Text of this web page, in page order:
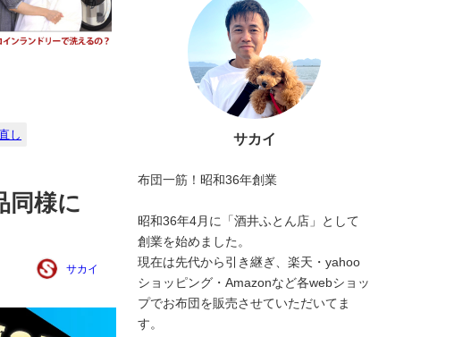
し
同様に
サカイ
サカイ
布団一筋！昭和36年創業
昭和36年4月に「酒井ふとん店」として
創業を始めました。
現在は先代から引き継ぎ、楽天・yahoo
ショッピング・Amazonなど各webショッ
プでお布団を販売させていただいてま
す。